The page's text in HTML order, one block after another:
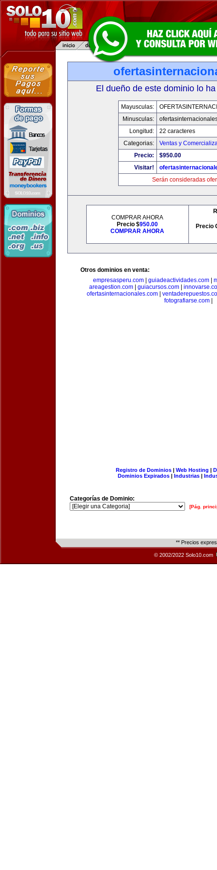
El dueño de este dominio lo
Mayusculas:
Minusculas:
Longitud:
22 caracteres
Categorias:
Ventas y
Precio:
$950.00
Visitar!
Serán consideradas
COMPRAR AHORA
Precio $950.00
COMPRAR AHORA
Precio
Otros dominios en venta:
empresasperu.com| guiadeactividades.com|
areagestion.com| guiacursos.com|
ofertasinternacionales.com|
fotografiarse.com
Registro de Dominios| Web Hosting |
Dominios Expirados | Industrias |
Categorías de Dominio:
[Pág.
** Precios
© 2002/2022 Solo10.com